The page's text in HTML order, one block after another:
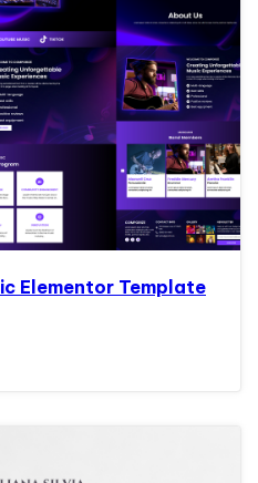
Elementor Template